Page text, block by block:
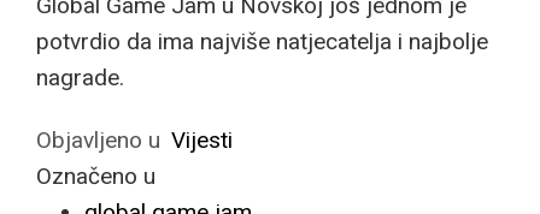
potvrdio da ima najviše natjecatelja i najbolje
nagrade.
Objavljeno u Vijesti
Označeno u